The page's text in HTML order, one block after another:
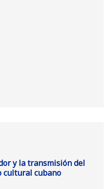
y la transmisión del
cultural cubano